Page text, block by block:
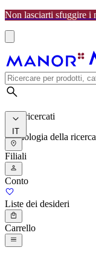
Non lasciarti sfuggire i
I più ricercati
Cronologia della ricerca
IT
Filiali
Conto
Liste dei desideri
Carrello